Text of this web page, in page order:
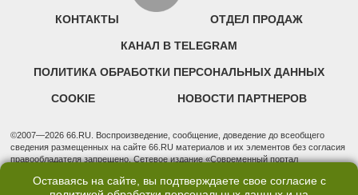
КОНТАКТЫ ОТДЕЛ ПРОДАЖ
КАНАЛ В TELEGRAM
ПОЛИТИКА ОБРАБОТКИ ПЕРСОНАЛЬНЫХ ДАННЫХ
COOKIE НОВОСТИ ПАРТНЕРОВ
©2007—2026 66.RU. Воспроизведение, сообщение, доведение до всеобщего
сведения размещенных на сайте 66.RU материалов и их элементов без согласия
правообладателя запрещено. Сетевое издание «Современный портал
надзору в сфере связи, информационных технологий и массовых коммуникаций
Оставаясь на сайте, вы подтверждаете свое согласие с